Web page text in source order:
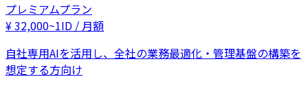
プレミアムプラン
¥32,000~1ID / 月額
自社専用AIを活用し、全社の業務最適化・管理基盤の構築を
想定する方向け